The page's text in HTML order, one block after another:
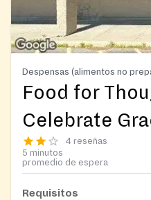
Despensas (alimentos no
Food for
Celebrate
4 reseñas
5 minutos
promedio de espera
Requisitos